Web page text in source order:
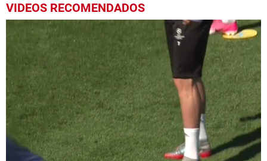
VIDEOS RECOMENDADOS